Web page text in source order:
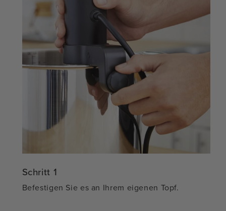
Schritt 1
Befestigen Sie es an Ihrem eigenen Topf.